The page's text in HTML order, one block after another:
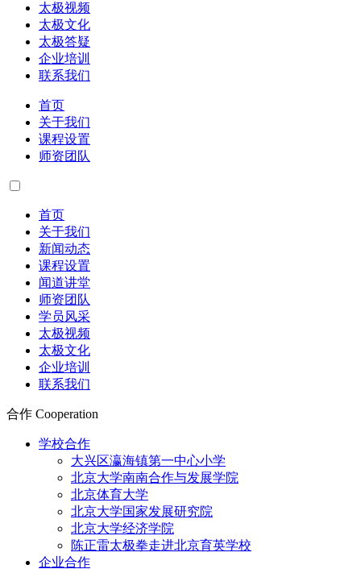
太极视频
太极文化
太极答疑
企业培训
联系我们
首页
关于我们
课程设置
师资团队
首页
关于我们
新闻动态
课程设置
闻道讲堂
师资团队
学员风采
太极视频
太极文化
企业培训
联系我们
合作 Cooperation
学校合作
大兴区瀛海镇第一中心小学
北京大学南南合作与发展学院
北京体育大学
北京大学国家发展研究院
北京大学经济学院
陈正雷太极拳走进北京育英学校
企业合作